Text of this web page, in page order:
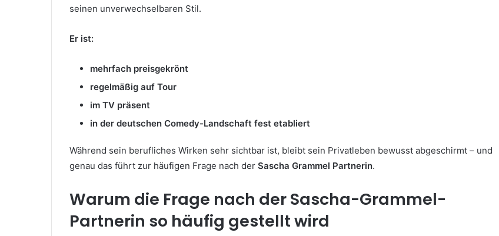
seinen unverwechselbaren Stil.
Er ist:
mehrfach preisgekrönt
regelmäßig auf Tour
im TV präsent
in der deutschen Comedy-Landschaft fest etabliert
Während sein berufliches Wirken sehr sichtbar ist, bleibt sein Privatleben bewusst abgeschirmt – und
genau das führt zur häufigen Frage nach der Sascha Grammel Partnerin.
Warum die Frage nach der Sascha-Grammel-
Partnerin so häufig gestellt wird